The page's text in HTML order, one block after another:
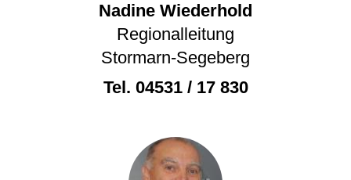
Nadine Wiederhold
Regionalleitung
Stormarn-Segeberg
Tel. 04531 / 17 830